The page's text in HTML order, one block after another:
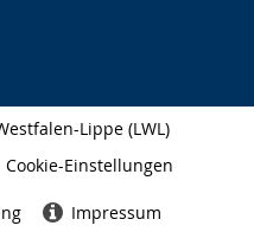
Lippe (LWL)
Cookie-Einstellungen
Impressum